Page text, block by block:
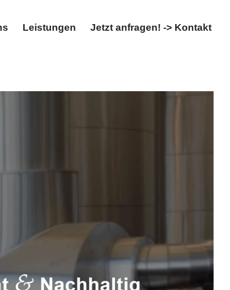
Leistungen Jetzt anfragen! -> Kontakt